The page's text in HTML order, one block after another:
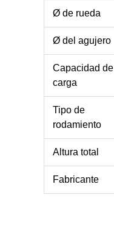
Ø de rueda
Ø del agujero
Capacidad de
carga
Tipo de
rodamiento
Altura total
Fabricante